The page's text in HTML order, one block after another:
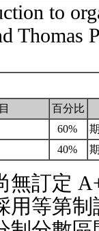
to
Thomas
百分比
60%
40%
無訂定
用等第